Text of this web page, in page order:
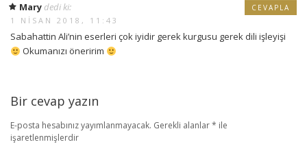
Mary dedi ki:
1 NISAN 2018, 11:43
Sabahattin Ali’nin eserleri çok iyidir gerek kurgusu gerek dili işleyişi
Okumanızı öneririm
CEVAPLA
Bir cevap yazın
E-posta hesabınız yayımlanmayacak. Gerekli alanlar* ile
işaretlenmişlerdir